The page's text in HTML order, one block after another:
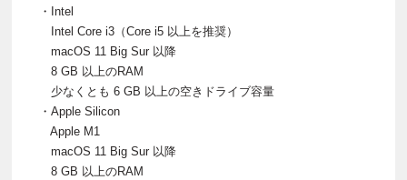
・Intel
Intel Core i3（Core i5 以上を推奨）
macOS 11 Big Sur 以降
8 GB 以上のRAM
少なくとも 6 GB 以上の空きドライブ容量
・Apple Silicon
Apple M1
macOS 11 Big Sur 以降
8 GB 以上のRAM